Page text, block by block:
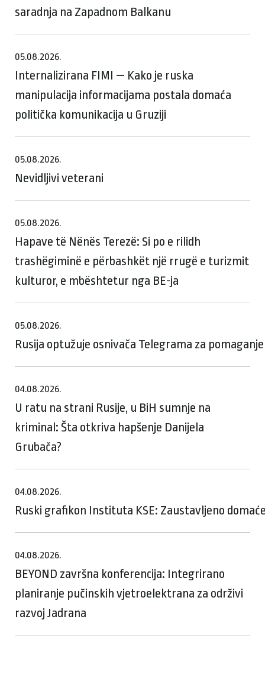
saradnja na Zapadnom Balkanu
05.08.2026.
Internalizirana FIMI — Kako je ruska
manipulacija informacijama postala domaća
politička komunikacija u Gruziji
05.08.2026.
Nevidljivi veterani
05.08.2026.
Hapave të Nënës Terezë: Si po e rilidh
trashëgiminë e përbashkët një rrugë e turizmit
kulturor, e mbështetur nga BE-ja
05.08.2026.
Rusija optužuje osnivača Telegrama za
04.08.2026.
U ratu na strani Rusije, u BiH sumnje na
kriminal: Šta otkriva hapšenje Danijela
Grubača?
04.08.2026.
Ruski grafikon Instituta KSE: Zaustavljeno
04.08.2026.
BEYOND završna konferencija: Integrirano
planiranje pučinskih vjetroelektrana za održivi
razvoj Jadrana